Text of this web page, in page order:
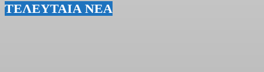
ΤΕΛΕΥΤΑΙΑ ΝΕΑ